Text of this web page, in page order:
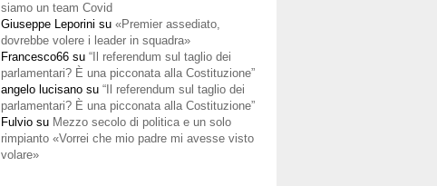
siamo un team Covid
Giuseppe Leporini su «Premier assediato,
dovrebbe volere i leader in squadra»
Francesco66 su “Il referendum sul taglio dei
parlamentari? È una picconata alla Costituzione”
angelo lucisano su “Il referendum sul taglio dei
parlamentari? È una picconata alla Costituzione”
Fulvio su Mezzo secolo di politica e un solo
rimpianto «Vorrei che mio padre mi avesse visto
volare»